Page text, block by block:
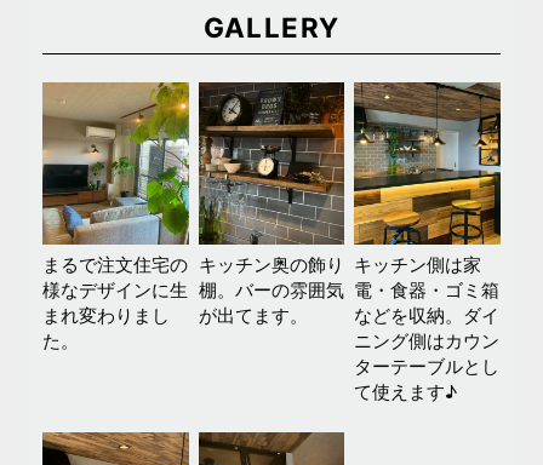
GALLERY
まるで注文住宅の
様なデザインに生
まれ変わりまし
た。
キッチン奥の飾り
棚。バーの雰囲気
が出てます。
キッチン側は家
電・食器・ゴミ箱
などを収納。ダイ
ニング側はカウン
ターテーブルとし
て使えます♪